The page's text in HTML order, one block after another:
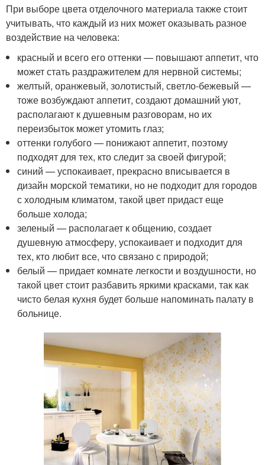
При выборе цвета отделочного материала также стоит
учитывать, что каждый из них может оказывать разное
воздействие на человека:
красный и всего его оттенки — повышают аппетит, что
может стать раздражителем для нервной системы;
желтый, оранжевый, золотистый, светло-бежевый —
тоже возбуждают аппетит, создают домашний уют,
располагают к душевным разговорам, но их
переизбыток может утомить глаз;
оттенки голубого — понижают аппетит, поэтому
подходят для тех, кто следит за своей фигурой;
синий — успокаивает, прекрасно вписывается в
дизайн морской тематики, но не подходит для городов
с холодным климатом, такой цвет придаст еще
больше холода;
зеленый — располагает к общению, создает
душевную атмосферу, успокаивает и подходит для
тех, кто любит все, что связано с природой;
белый — придает комнате легкости и воздушности, но
такой цвет стоит разбавить яркими красками, так как
чисто белая кухня будет больше напоминать палату в
больнице.